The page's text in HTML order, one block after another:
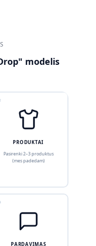
modelis
PRODUKTAI
Pasirenki 2–3 produktus
(mes padedam)
PARDAVIMAS